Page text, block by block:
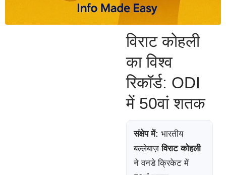
विराट कोहली
का विश्व
रिकॉर्ड: ODI
में 50वां शतक
संक्षेप में: भारतीय
बल्लेबाज़विराट कोहली
ने वनडे क्रिकेट में